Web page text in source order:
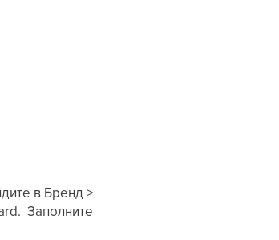
в Бренд >
Заполните